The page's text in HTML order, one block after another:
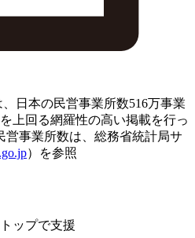
日本の民営事業所数516万事業
上回る網羅性の高い掲載を行っ
営事業所数は、総務省統計局サ
）を参照
ップで支援